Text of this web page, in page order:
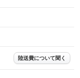
陸送費について聞く